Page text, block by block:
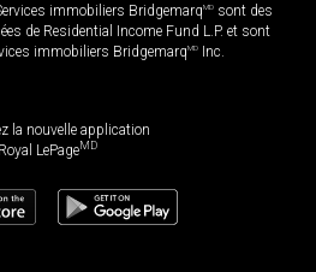
immobiliers BridgemarqMD sont des
de Residential Income Fund L.P. et sont
immobiliers BridgemarqMD Inc.
la nouvelle application
Royal LePageMD